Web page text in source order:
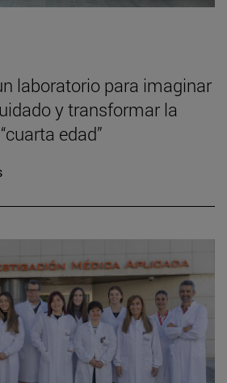
laboratorio para imaginar
y transformar la
edad”